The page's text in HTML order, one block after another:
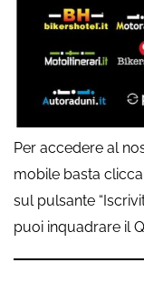
Per accedere al
mobile basta
sul pulsante
puoi inquadrare il